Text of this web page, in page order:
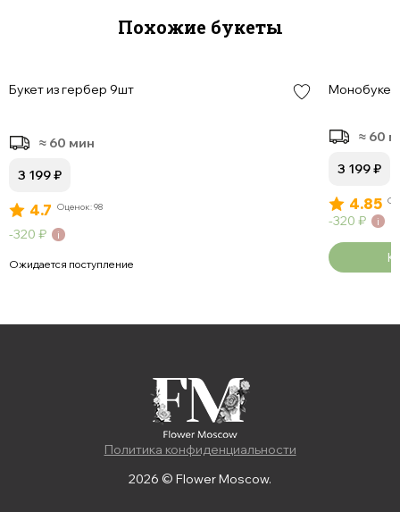
Похожие букеты
Букет из гербер 9шт
≈ 60 мин
3 199₽
4.7 Оценок: 98
320 ₽
Ожидается поступление
Монобукет
≈ 60
3 199₽
4.85
320 ₽
Политика конфиденциальности
2026 © Flower Moscow.